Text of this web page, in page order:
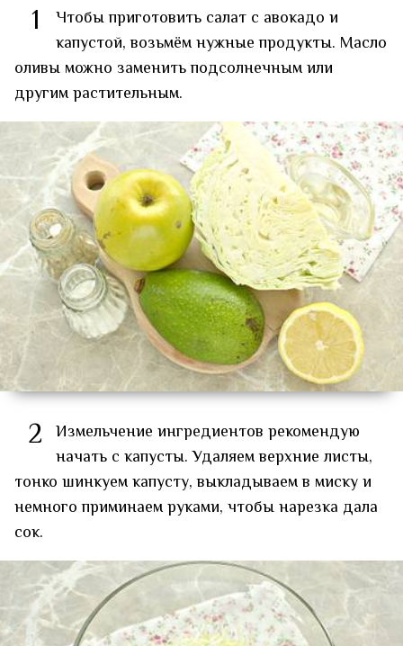
1
Чтобы приготовить салат с авокадо и
капустой, возьмём нужные продукты. Масло
оливы можно заменить подсолнечным или
другим растительным.
2 Измельчение ингредиентов рекомендую
начать с капусты. Удаляем верхние листы,
тонко шинкуем капусту, выкладываем в миску и
немного приминаем руками, чтобы нарезка дала
сок.